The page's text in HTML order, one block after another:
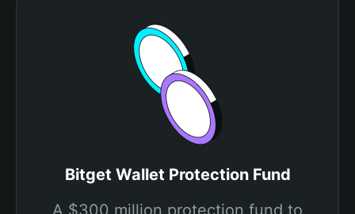
Bitget Wallet Protection Fund
A $300 million protection fund to